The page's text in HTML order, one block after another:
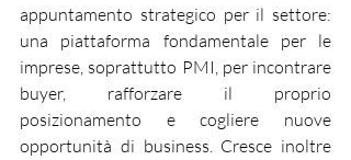
appuntamento strategico per il settore:
una piattaforma fondamentale per le
imprese, soprattutto PMI, per incontrare
buyer, rafforzare il proprio
posizionamento e cogliere nuove
opportunità di business. Cresce inoltre